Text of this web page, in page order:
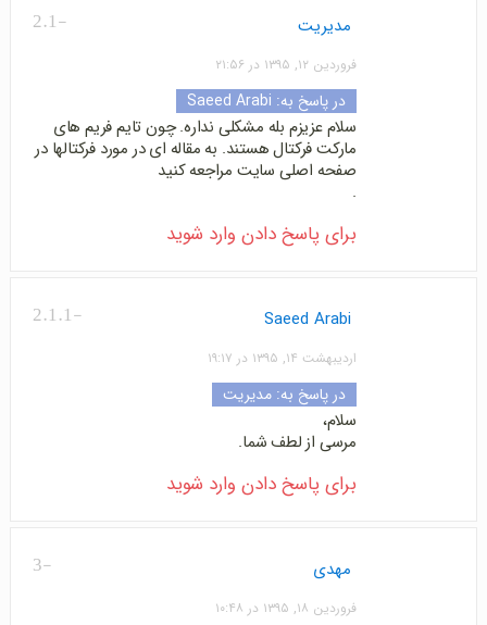
-2.1 مدیریت
فروردین ۱۲, ۱۳۹۵ در ۲۱:۵۶
در پاسخ به: Saeed Arabi
سلام عزیزم بله مشکلی نداره. چون تایم فریم های
مارکت فرکتال هستند. به مقاله ای در مورد فرکتالها در
صفحه اصلی سایت مراجعه کنید
.
برای پاسخ دادن وارد شوید
-2.1.1 Saeed Arabi
اردیبهشت ۱۴, ۱۳۹۵ در ۱۹:۱۷
در پاسخ به: مدیریت
سلام،
مرسی از لطف شما.
برای پاسخ دادن وارد شوید
-3 مهدی
فروردین ۱۸, ۱۳۹۵ در ۱۰:۴۸